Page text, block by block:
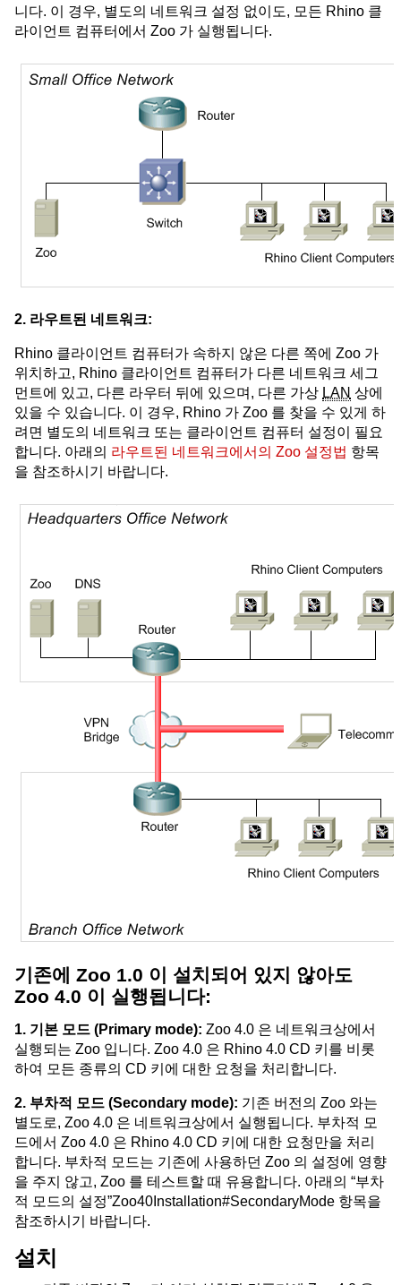
니다. 이 경우, 별도의 네트워크 설정 없이도, 모든 Rhino 클
라이언트 컴퓨터에서 Zoo 가 실행됩니다.
2. 라우트된 네트워크:
Rhino 클라이언트 컴퓨터가 속하지 않은 다른 쪽에 Zoo 가
위치하고, Rhino 클라이언트 컴퓨터가 다른 네트워크 세그
먼트에 있고, 다른 라우터 뒤에 있으며, 다른 가상 LAN 상에
있을 수 있습니다. 이 경우, Rhino 가 Zoo 를 찾을 수 있게 하
려면 별도의 네트워크 또는 클라이언트 컴퓨터 설정이 필요
합니다. 아래의 라우트된 네트워크에서의 Zoo 설정법 항목
을 참조하시기 바랍니다.
기존에 Zoo 1.0 이 설치되어 있지 않아도
Zoo 4.0 이 실행됩니다:
1. 기본 모드 (Primary mode): Zoo 4.0 은 네트워크상에서
실행되는 Zoo 입니다. Zoo 4.0 은 Rhino 4.0 CD 키를 비롯
하여 모든 종류의 CD 키에 대한 요청을 처리합니다.
2. 부차적 모드 (Secondary mode): 기존 버전의 Zoo 와는
별도로, Zoo 4.0 은 네트워크상에서 실행됩니다. 부차적 모
드에서 Zoo 4.0 은 Rhino 4.0 CD 키에 대한 요청만을 처리
합니다. 부차적 모드는 기존에 사용하던 Zoo 의 설정에 영향
을 주지 않고, Zoo 를 테스트할 때 유용합니다. 아래의 “부차
적 모드의 설정”Zoo40Installation#SecondaryMode 항목을
참조하시기 바랍니다.
설치